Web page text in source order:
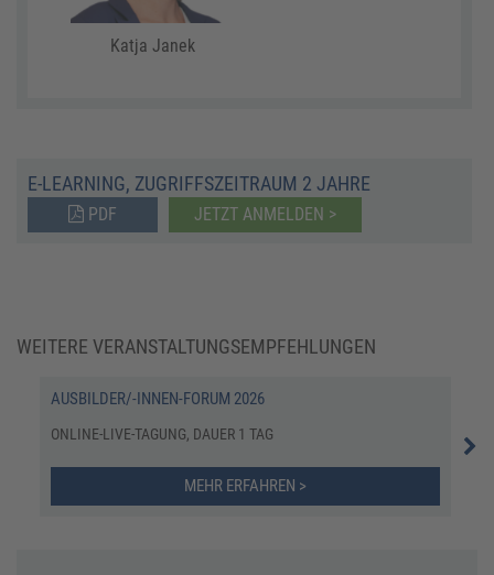
Katja Janek
E-LEARNING, ZUGRIFFSZEITRAUM 2 JAHRE
PDF JETZT ANMELDEN >
WEITERE VERANSTALTUNGSEMPFEHLUNGEN
AUSBILDER/-INNEN-FORUM 2026
ONLINE-LIVE-TAGUNG, DAUER 1 TAG
MEHR ERFAHREN >
E-